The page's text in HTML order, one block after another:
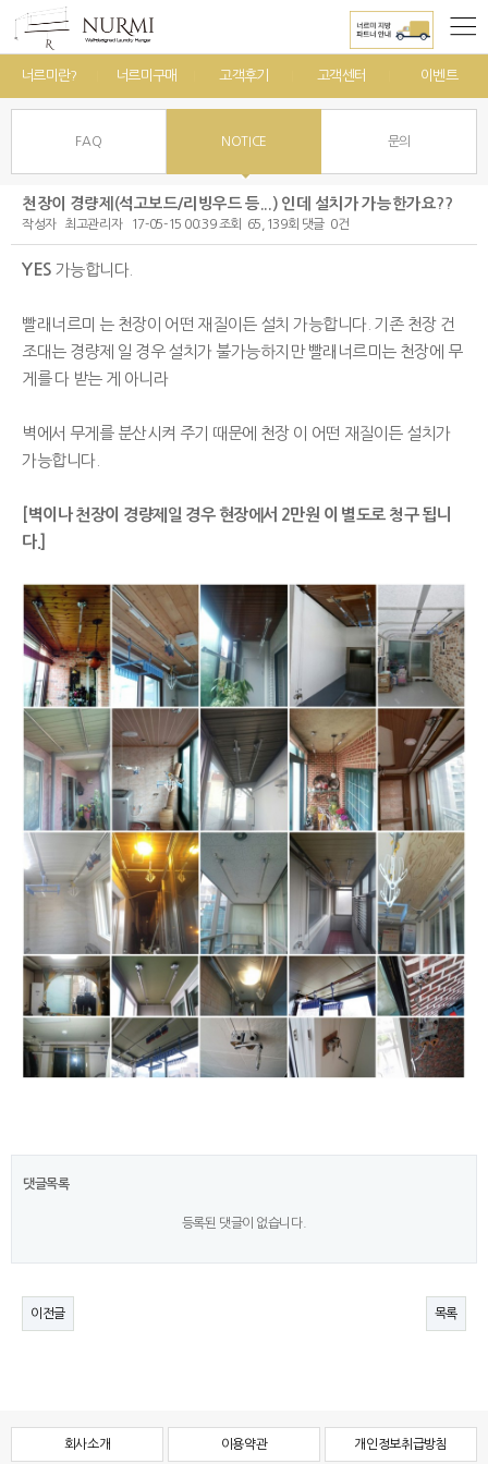
너르미란? 너르미구매 고객후기 고객센터 이벤트
FAQ NOTICE 문의
천장이 경량제(석고보드/리빙우드 등...) 인데 설치가 가능한가요??
작성자 최고관리자 17-05-15 00:39조회 65,139회 댓글 0건
YES 가능합니다.
빨래너르미 는 천장이 어떤 재질이든 설치 가능합니다. 기존 천장 건
조대는 경량제 일 경우 설치가 불가능하지만 빨래너르미는 천장에 무
게를 다 받는 게 아니라
벽에서 무게를 분산시켜 주기 때문에 천장 이 어떤 재질이든 설치가
가능합니다.
[벽이나 천장이 경량제일 경우 현장에서 2만원 이 별도로 청구 됩니
다.]
댓글목록
등록된 댓글이 없습니다.
이전글 목록
회사소개 이용약관 개인정보취급방침